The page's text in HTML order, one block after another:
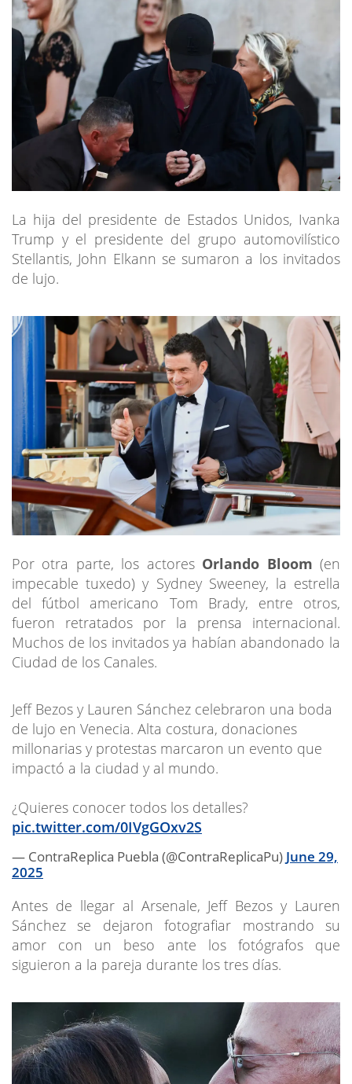
La hija del presidente de Estados Unidos, Ivanka
Trump y el presidente del grupo automovilístico
Stellantis, John Elkann se sumaron a los invitados
de lujo.
Por otra parte, los actores Orlando Bloom (en
impecable tuxedo) y Sydney Sweeney, la estrella
del fútbol americano Tom Brady, entre otros,
fueron retratados por la prensa internacional.
Muchos de los invitados ya habían abandonado la
Ciudad de los Canales.
Jeff Bezos y Lauren Sánchez celebraron una boda
de lujo en Venecia. Alta costura, donaciones
millonarias y protestas marcaron un evento que
impactó a la ciudad y al mundo.
¿Quieres conocer todos los detalles?
pic.twitter.com/0IVgGOxv2S
— ContraReplica Puebla (@ContraReplicaPu) June 29,
2025
Antes de llegar al Arsenale, Jeff Bezos y Lauren
Sánchez se dejaron fotografiar mostrando su
amor con un beso ante los fotógrafos que
siguieron a la pareja durante los tres días.